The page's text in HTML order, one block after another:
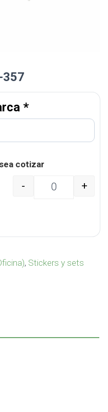
357
*
cotizar
Sticky Flags Pop OF-
- +
, Stickers y sets